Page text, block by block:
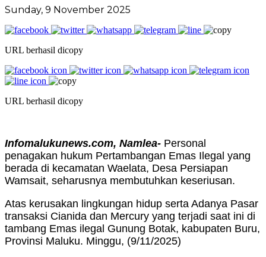
Sunday, 9 November 2025
URL berhasil dicopy
URL berhasil dicopy
Infomalukunews.com, Namlea- Personal
penagakan hukum Pertambangan Emas Ilegal yang
berada di kecamatan Waelata, Desa Persiapan
Wamsait, seharusnya membutuhkan keseriusan.
Atas kerusakan lingkungan hidup serta Adanya Pasar
transaksi Cianida dan Mercury yang terjadi saat ini di
tambang Emas ilegal Gunung Botak, kabupaten Buru,
Provinsi Maluku. Minggu, (9/11/2025)